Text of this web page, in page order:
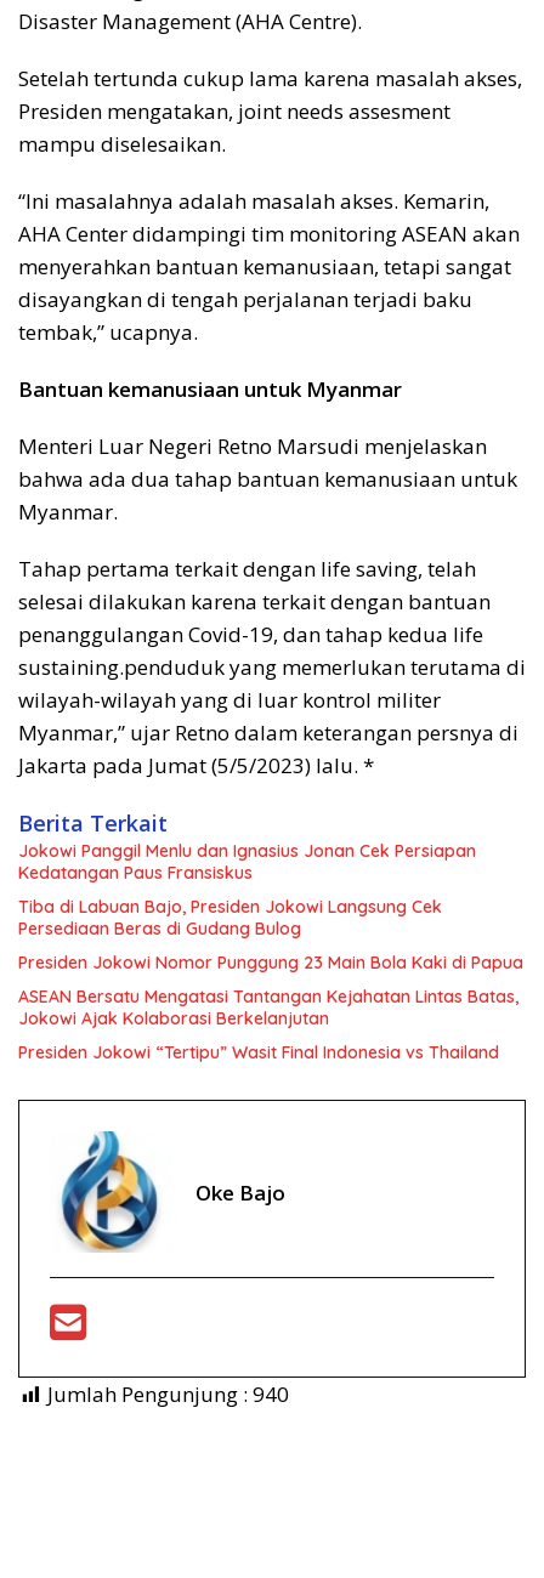
Disaster Management (AHA Centre).
Setelah tertunda cukup lama karena masalah akses,
Presiden mengatakan, joint needs assesment
mampu diselesaikan.
“Ini masalahnya adalah masalah akses. Kemarin,
AHA Center didampingi tim monitoring ASEAN akan
menyerahkan bantuan kemanusiaan, tetapi sangat
disayangkan di tengah perjalanan terjadi baku
tembak,” ucapnya.
Bantuan kemanusiaan untuk Myanmar
Menteri Luar Negeri Retno Marsudi menjelaskan
bahwa ada dua tahap bantuan kemanusiaan untuk
Myanmar.
Tahap pertama terkait dengan life saving, telah
selesai dilakukan karena terkait dengan bantuan
penanggulangan Covid-19, dan tahap kedua life
sustaining.penduduk yang memerlukan terutama di
wilayah-wilayah yang di luar kontrol militer
Myanmar,” ujar Retno dalam keterangan persnya di
Jakarta pada Jumat (5/5/2023) lalu. *
Berita Terkait
Jokowi Panggil Menlu dan Ignasius Jonan Cek Persiapan
Kedatangan Paus Fransiskus
Tiba di Labuan Bajo, Presiden Jokowi Langsung Cek
Persediaan Beras di Gudang Bulog
Presiden Jokowi Nomor Punggung 23 Main Bola Kaki di Papua
ASEAN Bersatu Mengatasi Tantangan Kejahatan Lintas Batas,
Jokowi Ajak Kolaborasi Berkelanjutan
Presiden Jokowi “Tertipu” Wasit Final Indonesia vs Thailand
Oke Bajo
Jumlah Pengunjung : 940